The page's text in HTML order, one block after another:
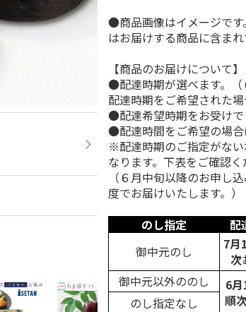
●商品画像はイメージで
はお届けする商品に含ま
【商品のお届けについて】
●配達時期が選べます。（
配達時期をご希望された
●配達希望時期をお受けで
●配達時間をご希望の場合
※配達時期のご指定がな
なります。下表をご確認く
（６月中旬以降のお申し
度でお届けいたします。）
のし指定
配
御中元のし
7月
次
御中元以外ののし
6
順
のし指定なし